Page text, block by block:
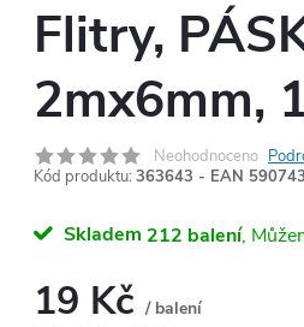
Flitry,
2mx6mm,
Neohodnoceno
Kód produktu: 363643 - EAN
Skladem 212 balení
19 Kč / balení